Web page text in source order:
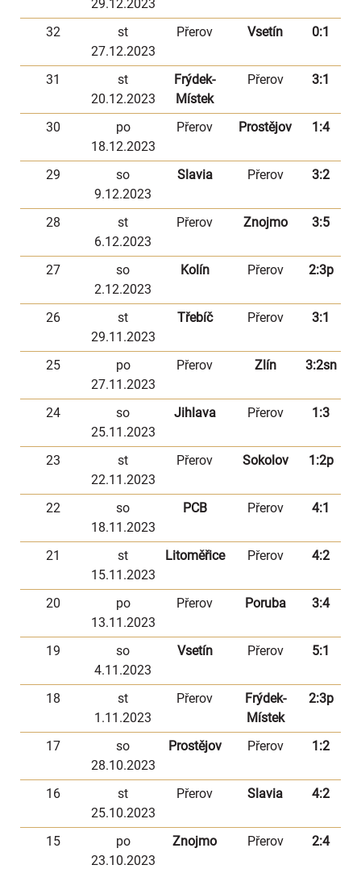
29.12.2023
32
st
27.12.2023
Přerov Vsetín 0:1
31
st
20.12.2023
Frýdek-
Místek
Přerov 3:1
30
po
18.12.2023
Přerov Prostějov 1:4
29
so
9.12.2023
Slavia Přerov 3:2
28
st
6.12.2023
Přerov Znojmo 3:5
27
so
2.12.2023
Kolín Přerov 2:3p
26
st
29.11.2023
Třebíč Přerov 3:1
25
po
27.11.2023
Přerov Zlín 3:2sn
24
so
25.11.2023
Jihlava Přerov 1:3
23
st
22.11.2023
Přerov Sokolov 1:2p
22
so
18.11.2023
PCB Přerov 4:1
21
st
15.11.2023
Litoměřice Přerov 4:2
20
po
13.11.2023
Přerov Poruba 3:4
19
so
4.11.2023
Vsetín Přerov 5:1
18
st
1.11.2023
Přerov
Frýdek-
Místek
2:3p
17
so
28.10.2023
Prostějov Přerov 1:2
16
st
25.10.2023
Přerov Slavia 4:2
15
po
23.10.2023
Znojmo Přerov 2:4